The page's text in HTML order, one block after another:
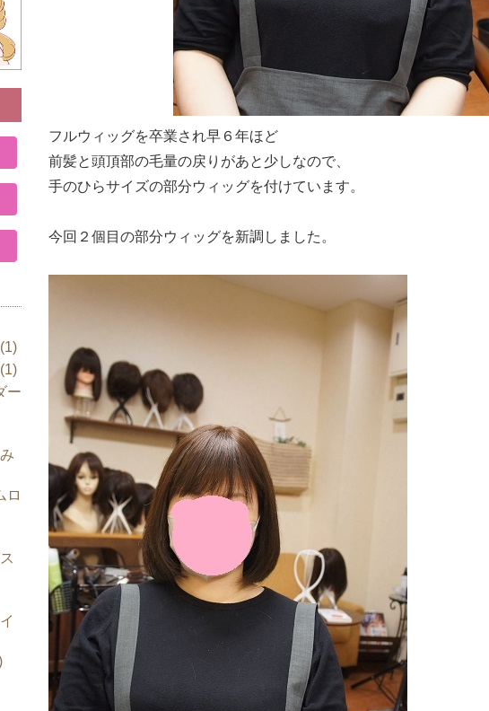
フルウィッグを卒業され早６年ほど
前髪と頭頂部の毛量の戻りがあと少しなので、
手のひらサイズの部分ウィッグを付けています。
今回２個目の部分ウィッグを新調しました。
ー
ロ